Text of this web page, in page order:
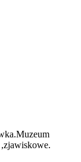
,zjawiskowe.